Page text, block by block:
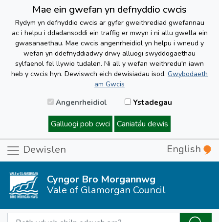
Mae ein gwefan yn defnyddio cwcis
Rydym yn defnyddio cwcis ar gyfer gweithrediad gwefannau
ac i helpu i ddadansoddi ein traffig er mwyn i ni allu gwella ein
gwasanaethau. Mae cwcis angenrheidiol yn helpu i wneud y
wefan yn ddefnyddiadwy drwy alluogi swyddogaethau
sylfaenol fel llywio tudalen. Ni all y wefan weithredu'n iawn
heb y cwcis hyn. Dewiswch eich dewisiadau isod. Gwybodaeth
am Gwcis
Angenrheidiol Ystadegau
Galluogi pob cwci Caniatáu dewis
Dewislen English
Cyngor Bro Morgannwg
Vale of Glamorgan Council